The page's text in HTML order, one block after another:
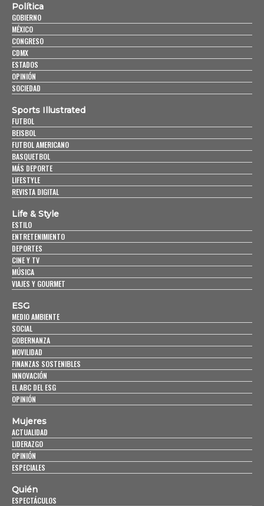
Política
GOBIERNO
MÉXICO
CONGRESO
CDMX
ESTADOS
OPINIÓN
SOCIEDAD
Sports Illustrated
FUTBOL
BEISBOL
FUTBOL AMERICANO
BASQUETBOL
MÁS DEPORTE
LIFESTYLE
REVISTA DIGITAL
Life & Style
ESTILO
ENTRETENIMIENTO
DEPORTES
CINE Y TV
MÚSICA
VIAJES Y GOURMET
ESG
MEDIO AMBIENTE
SOCIAL
GOBERNANZA
MOVILIDAD
FINANZAS SOSTENIBLES
INNOVACIÓN
EL ABC DEL ESG
OPINIÓN
Mujeres
ACTUALIDAD
LIDERAZGO
OPINIÓN
ESPECIALES
Quién
ESPECTÁCULOS